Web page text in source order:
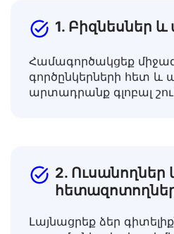
1. Բիզնեսներ
Համագործակցեք